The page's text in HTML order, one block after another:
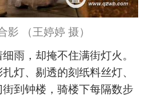
影 （王婷婷 摄）
雨，却掩不住满街灯火。
灯、剔透的刻纸料丝灯、
到钟楼，骑楼下每隔数步